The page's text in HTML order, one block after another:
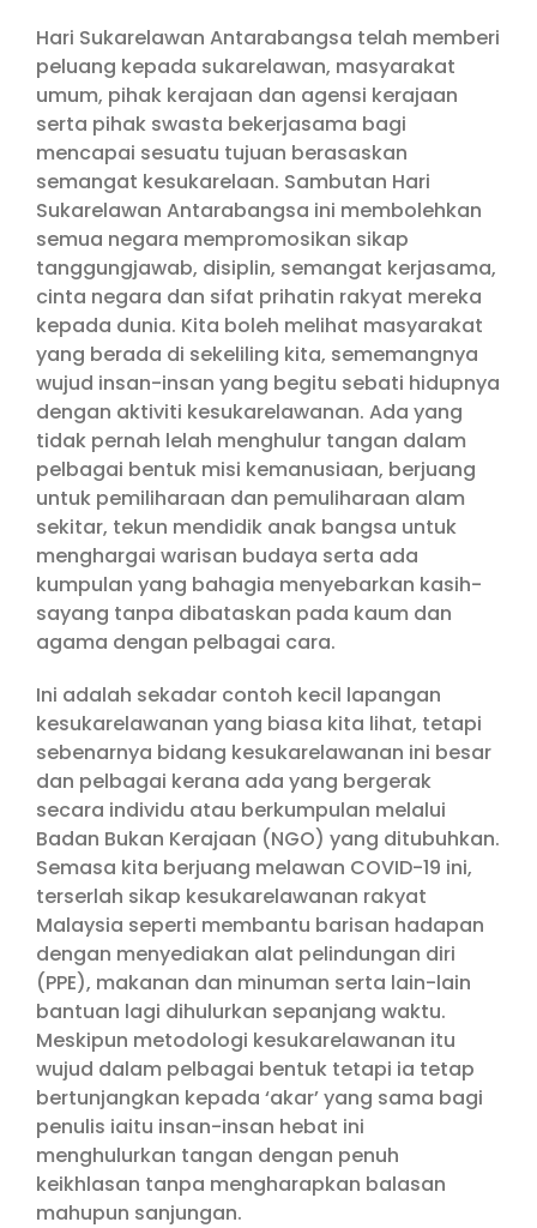
Hari Sukarelawan Antarabangsa telah memberi
peluang kepada sukarelawan, masyarakat
umum, pihak kerajaan dan agensi kerajaan
serta pihak swasta bekerjasama bagi
mencapai sesuatu tujuan berasaskan
semangat kesukarelaan. Sambutan Hari
Sukarelawan Antarabangsa ini membolehkan
semua negara mempromosikan sikap
tanggungjawab, disiplin, semangat kerjasama,
cinta negara dan sifat prihatin rakyat mereka
kepada dunia. Kita boleh melihat masyarakat
yang berada di sekeliling kita, sememangnya
wujud insan-insan yang begitu sebati hidupnya
dengan aktiviti kesukarelawanan. Ada yang
tidak pernah lelah menghulur tangan dalam
pelbagai bentuk misi kemanusiaan, berjuang
untuk pemiliharaan dan pemuliharaan alam
sekitar, tekun mendidik anak bangsa untuk
menghargai warisan budaya serta ada
kumpulan yang bahagia menyebarkan kasih-
sayang tanpa dibataskan pada kaum dan
agama dengan pelbagai cara.
Ini adalah sekadar contoh kecil lapangan
kesukarelawanan yang biasa kita lihat, tetapi
sebenarnya bidang kesukarelawanan ini besar
dan pelbagai kerana ada yang bergerak
secara individu atau berkumpulan melalui
Badan Bukan Kerajaan (NGO) yang ditubuhkan.
Semasa kita berjuang melawan COVID-19 ini,
terserlah sikap kesukarelawanan rakyat
Malaysia seperti membantu barisan hadapan
dengan menyediakan alat pelindungan diri
(PPE), makanan dan minuman serta lain-lain
bantuan lagi dihulurkan sepanjang waktu.
Meskipun metodologi kesukarelawanan itu
wujud dalam pelbagai bentuk tetapi ia tetap
bertunjangkan kepada ‘akar’ yang sama bagi
penulis iaitu insan-insan hebat ini
menghulurkan tangan dengan penuh
keikhlasan tanpa mengharapkan balasan
mahupun sanjungan.